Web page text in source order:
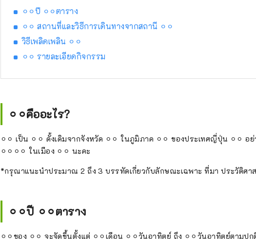
⚪︎⚪︎ปี ⚪︎⚪︎ตาราง
⚪︎⚪︎ สถานที่และวิธีการเดินทางจากสถานี ⚪︎⚪︎
วิธีเพลิดเพลิน ⚪︎⚪︎
⚪︎⚪︎ รายละเอียดกิจกรรม
⚪︎⚪︎คืออะไร?
⚪︎⚪︎ เป็น ⚪︎⚪︎ ดั้งเดิมจากจังหวัด ⚪︎⚪︎ ในภูมิภาค ⚪︎⚪︎ ของประเทศญี่ปุ่น ⚪︎⚪︎
⚪︎⚪︎⚪︎⚪︎ ในเมือง ⚪︎⚪︎ นะคะ
*กรุณาแนะนำประมาณ 2 ถึง 3 บรรทัดเกี่ยวกับลักษณะเฉพาะ ที่มา ประวัติศา
⚪︎⚪︎ปี ⚪︎⚪︎ตาราง
⚪︎⚪︎ของ ⚪︎⚪︎ จะจัดขึ้นตั้งแต่ ⚪︎⚪︎เดือน ⚪︎⚪︎วันอาทิตย์ ถึง ⚪︎⚪︎วันอาทิตย์ตามป